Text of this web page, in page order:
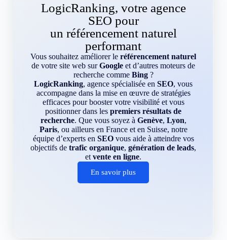
LogicRanking, votre agence
SEO pour
un référencement naturel
performant
Vous souhaitez améliorer leréférencement naturel
de votre site web surGoogle et d’autres moteurs de
recherche comme Bing?
LogicRanking, agence spécialisée enSEO, vous
accompagne dans la mise en œuvre de stratégies
efficaces pour booster votre visibilité et vous
positionner dans lespremiers résultats de
recherche. Que vous soyez à Genève, Lyon,
Paris, ou ailleurs en France et en Suisse, notre
équipe d’experts en SEOvous aide à atteindre vos
objectifs detrafic organique,génération de leads,
etvente en ligne.
En savoir plus